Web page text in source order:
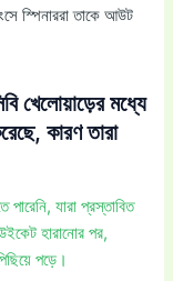
স্পিনাররা তাকে আউট
খেলোয়াড়ের মধ্যে
কারণ তারা
যারা প্রস্তাবিত
হারানোর পর,
পড়ে।